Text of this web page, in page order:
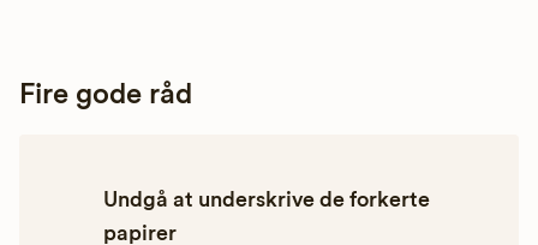
Fire gode råd
Undgå at underskrive de forkerte
papirer